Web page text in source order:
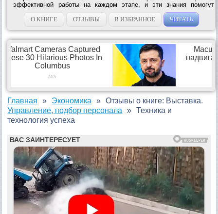
эффективной работы на каждом этапе, и эти знания помогут
избежать типичных и нетипичных ошибок. Все рекомендации
основаны на личном опыте...
О КНИГЕ ОТЗЫВЫ В ИЗБРАННОЕ ЧИТАТЬ
Главная
Экономика
Управление, подбор персонала
Отзывы о книге: Выставка.
Техника и
технология успеха